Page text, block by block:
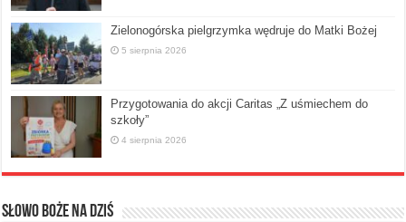
Zielonogórska pielgrzymka wędruje do Matki Bożej
5 sierpnia 2026
Przygotowania do akcji Caritas „Z uśmiechem do
szkoły”
4 sierpnia 2026
Słowo Boże na dziś